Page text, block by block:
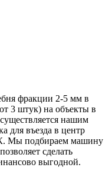
фракции 2-5 мм в
3 штук) на объекты в
нашим
для въезда в центр
Мы подбираем машину
сделать
выгодной.